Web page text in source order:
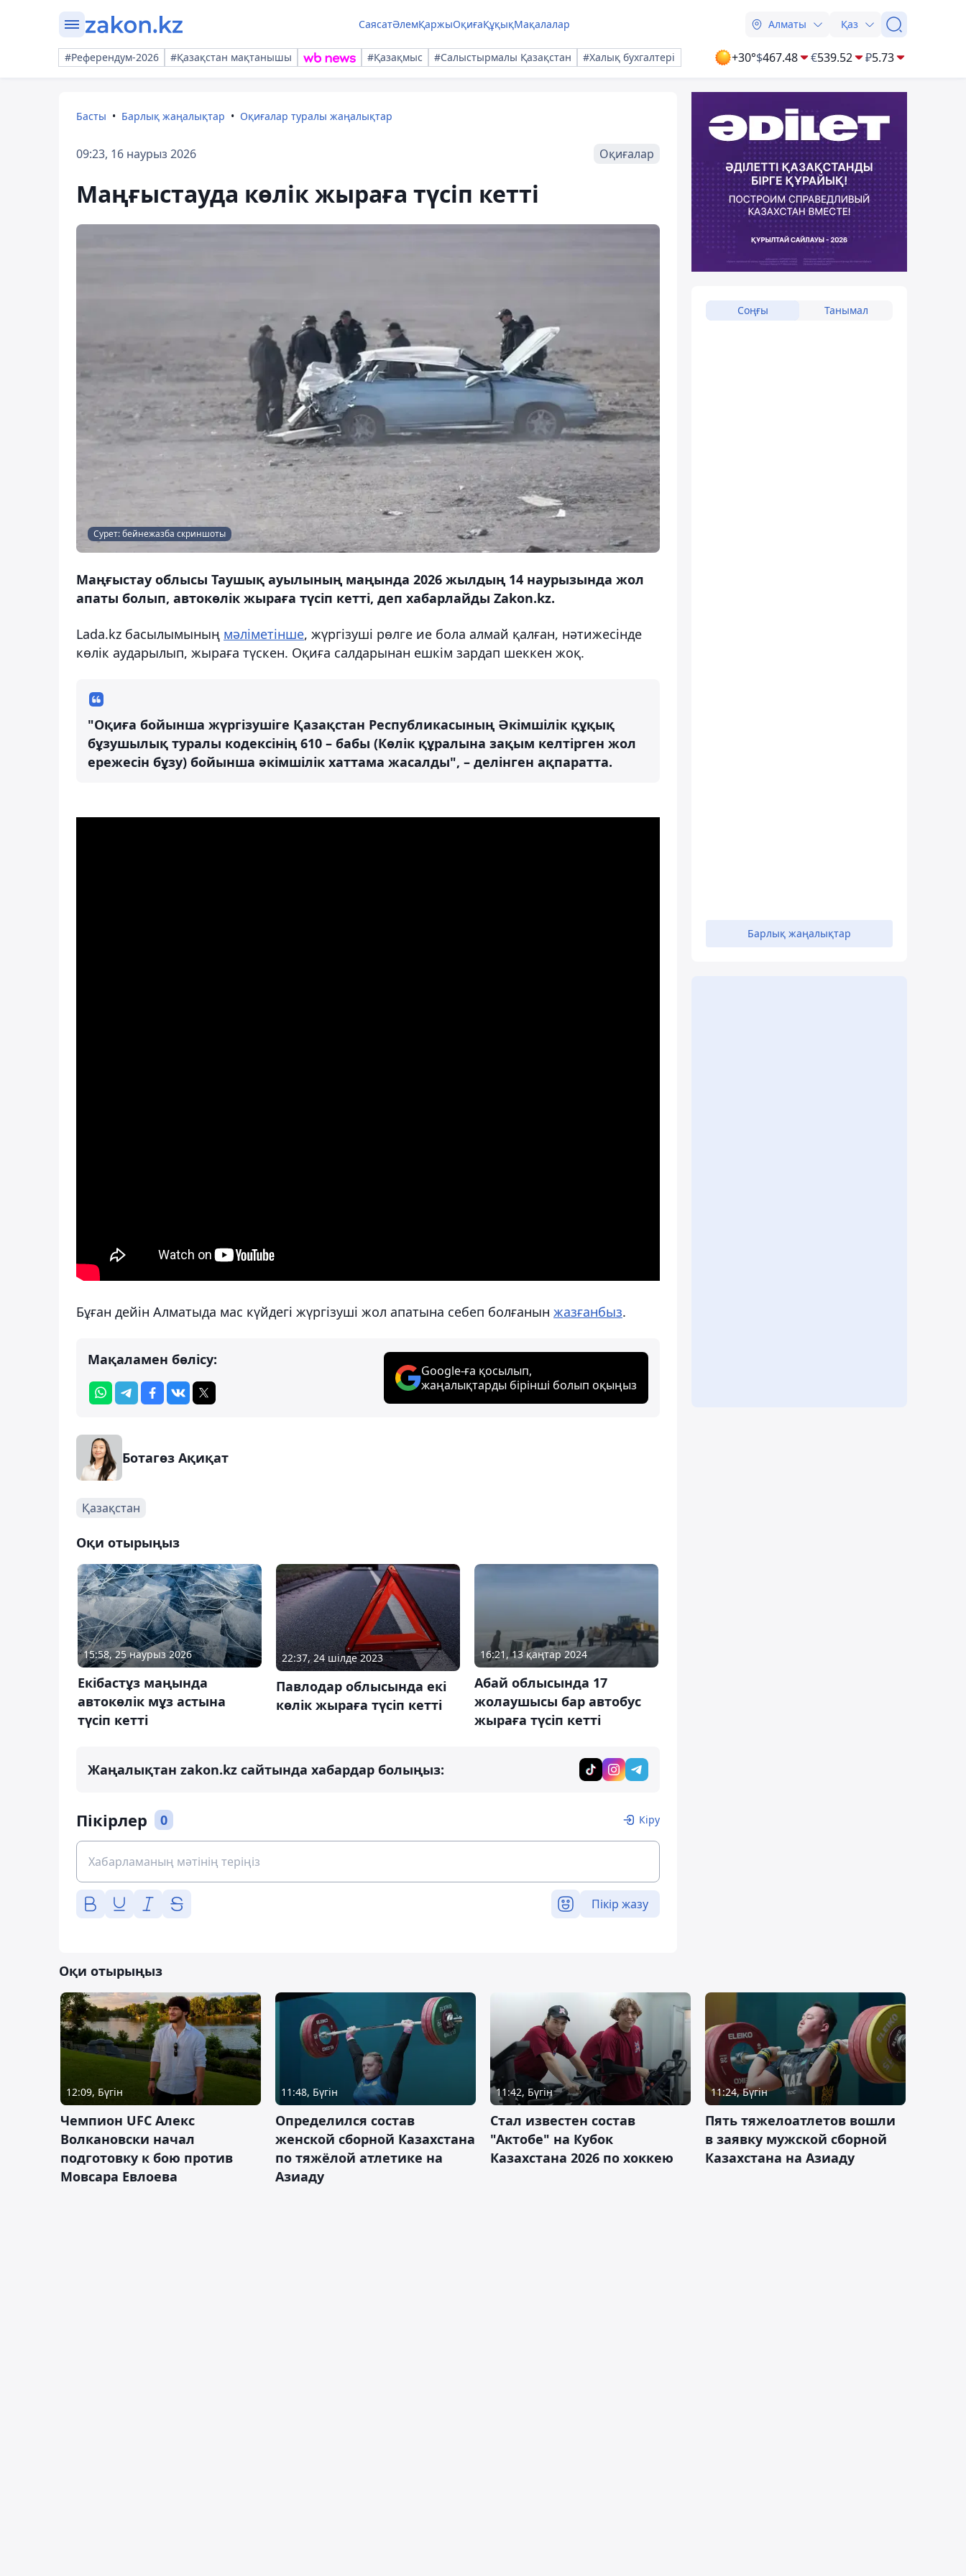
СаясатӘлемҚаржыОқиғаҚұқықМақалалар Алматы Қаз
#Референдум-2026 #Қазақстан мақтанышы #Қазақмыс #Салыстырмалы Қазақстан #Халық бухгалтері +30°$467.48 €539.52 ₽5.73
Басты Барлық жаңалықтар Оқиғалар туралы жаңалықтар
09:23, 16 наурыз 2026 Оқиғалар
Маңғыстауда көлік жыраға түсіп кетті
Сурет: бейнежазба скриншоты
Маңғыстау облысы Таушық ауылының маңында 2026 жылдың 14 наурызында жол
апаты болып, автокөлік жыраға түсіп кетті, деп хабарлайды Zakon.kz.
Lada.kz басылымының мәліметінше, жүргізуші рөлге ие бола алмай қалған, нәтижесінде
көлік аударылып, жыраға түскен. Оқиға салдарынан ешкім зардап шеккен жоқ.
"Оқиға бойынша жүргізушіге Қазақстан Республикасының Әкімшілік құқық
бұзушылық туралы кодексінің 610 – бабы (Көлік құралына зақым келтірген жол
ережесін бұзу) бойынша әкімшілік хаттама жасалды", – делінген ақпаратта.
Бұған дейін Алматыда мас күйдегі жүргізуші жол апатына себеп болғанын жазғанбыз.
Мақаламен бөлісу:
Google-ға қосылып,
жаңалықтарды бірінші болып оқыңыз
Ботагөз Ақиқат
Қазақстан
Оқи отырыңыз
15:58, 25 наурыз 2026
Екібастұз маңында
автокөлік мұз астына
түсіп кетті
22:37, 24 шілде 2023
Павлодар облысында екі
көлік жыраға түсіп кетті
16:21, 13 қаңтар 2024
Абай облысында 17
жолаушысы бар автобус
жыраға түсіп кетті
Жаңалықтан zakon.kz сайтында хабардар болыңыз:
Пікірлер 0 Кіру
Пікір жазу
Соңғы Танымал
Барлық жаңалықтар
Оқи отырыңыз
12:09, Бүгін
Чемпион UFC Алекс
Волкановски начал
подготовку к бою против
Мовсара Евлоева
11:48, Бүгін
Определился состав
женской сборной Казахстана
по тяжёлой атлетике на
Азиаду
11:42, Бүгін
Стал известен состав
"Актобе" на Кубок
Казахстана 2026 по хоккею
11:24, Бүгін
Пять тяжелоатлетов вошли
в заявку мужской сборной
Казахстана на Азиаду